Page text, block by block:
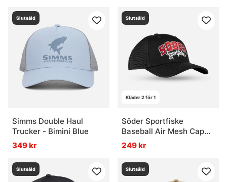
Slutsåld
Simms Double Haul
Trucker - Bimini Blue
349 kr
Kläder 2 för 1
Slutsåld
Söder Sportfiske
Baseball Air Mesh Cap
Black
249 kr
Slutsåld Slutsåld